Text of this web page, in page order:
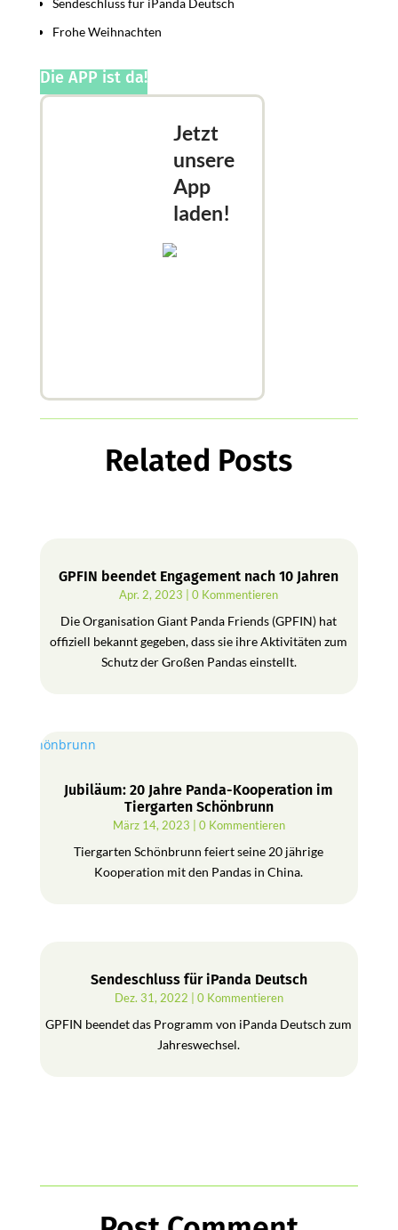
Sendeschluss für iPanda Deutsch
Frohe Weihnachten
Die APP ist da!
Jetzt
unsere
App
laden!
Related Posts
GPFIN beendet Engagement nach 10 Jahren
Apr. 2, 2023 | 0 Kommentieren
Die Organisation Giant Panda Friends (GPFIN) hat
offiziell bekannt gegeben, dass sie ihre Aktivitäten zum
Schutz der Großen Pandas einstellt.
Jubiläum: 20 Jahre Panda-Kooperation im
Tiergarten Schönbrunn
März 14, 2023 | 0 Kommentieren
Tiergarten Schönbrunn feiert seine 20 jährige
Kooperation mit den Pandas in China.
Sendeschluss für iPanda Deutsch
Dez. 31, 2022 | 0 Kommentieren
GPFIN beendet das Programm von iPanda Deutsch zum
Jahreswechsel.